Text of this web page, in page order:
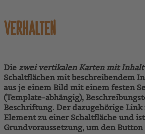
VERHALTEN
Die zwei vertikalen Karten mit Inhalt
Schaltflächen mit beschreibendem
aus je einem Bild mit einem festen
(Template-abhängig),
Beschriftung. Der dazugehörige Link
Element zu einer Schaltfläche und ist
Grundvoraussetzung, um den